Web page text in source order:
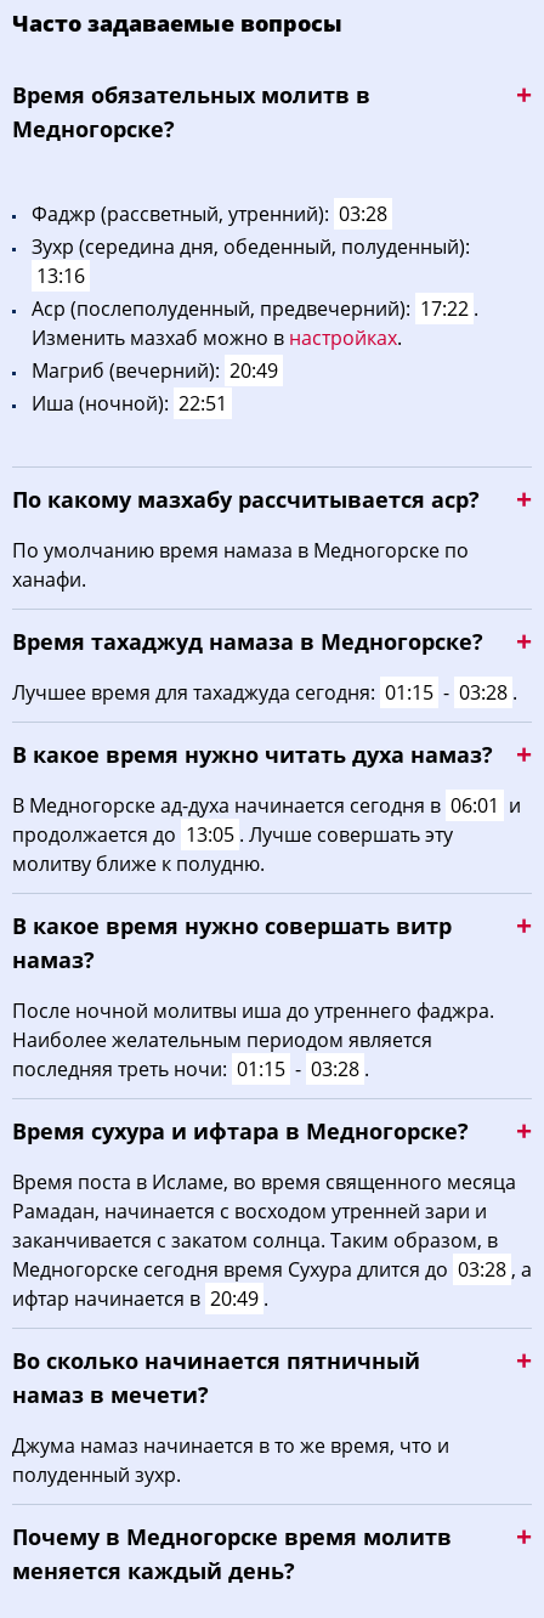
Часто задаваемые вопросы
Bpeмя oбязaтeльных мoлитв в
Медногорске?
Фaджp (рассветный, утренний): 03:28
Зухp (середина дня, обеденный, полуденный):
13:16
Acp (послеполуденный, предвечерний): 17:22 .
Изменить мазхаб можно в настройках.
Maгриб (вечерний): 20:49
Иша (ночной): 22:51
По какому мазхабу рассчитывается аср?
По умолчанию время намаза в Медногорске по
ханафи.
Время тахаджуд намаза в Медногорске?
Лучшее время для тахаджуда сегодня: 01:15 - 03:28 .
В какое время нужно читать духа намаз?
В Медногорске ад-духа начинается сегодня в 06:01 и
продолжается до 13:05 . Лучше совершать эту
молитву ближе к полудню.
В какое время нужно совершать витр
намаз?
После ночной молитвы иша до утреннего фаджра.
Наиболее желательным периодом является
последняя треть ночи: 01:15 - 03:28 .
Время сухура и ифтара в Медногорске?
Время поста в Исламе, во время священного месяца
Рамадан, начинается с восходом утренней зари и
заканчивается с закатом солнца. Таким образом, в
Медногорске сегодня время Сухура длится до 03:28 , а
ифтар начинается в 20:49 .
Во сколько начинается пятничный
намаз в мечети?
Джума намаз начинается в то же время, что и
полуденный зухр.
Почему в Медногорске время молитв
меняется каждый день?